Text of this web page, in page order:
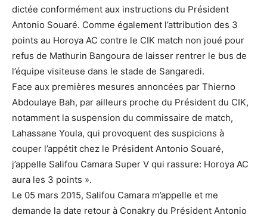
dictée conformément aux instructions du Président
Antonio Souaré. Comme également l’attribution des 3
points au Horoya AC contre le CIK match non joué pour
refus de Mathurin Bangoura de laisser rentrer le bus de
l’équipe visiteuse dans le stade de Sangaredi.
Face aux premières mesures annoncées par Thierno
Abdoulaye Bah, par ailleurs proche du Président du CIK,
notamment la suspension du commissaire de match,
Lahassane Youla, qui provoquent des suspicions à
couper l’appétit chez le Président Antonio Souaré,
j’appelle Salifou Camara Super V qui rassure: Horoya AC
aura les 3 points ».
Le 05 mars 2015, Salifou Camara m’appelle et me
demande la date retour à Conakry du Président Antonio